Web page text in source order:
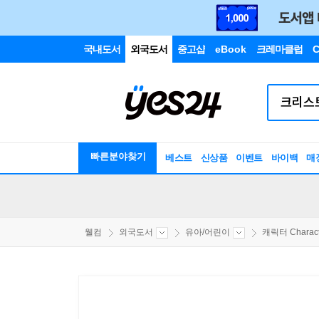
국내도서 외국도서 중고샵 eBook 크레마클럽
빠른분야찾기 베스트 신상품 이벤트 바이백 매
웰컴 외국도서 유아/어린이 캐릭터